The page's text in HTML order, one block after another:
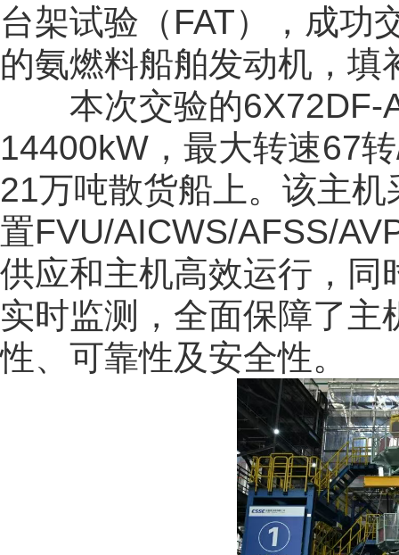
台架试验（FAT），成功
的氨燃料船舶发动机，
本次交验的6X72DF-
14400kW，最大转速67
21万吨散货船上。该主
置FVU/AICWS/AFSS/
供应和主机高效运行，同
实时监测，全面保障了
性、可靠性及安全性。